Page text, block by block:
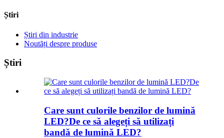
Știri
Știri din industrie
Noutăți despre produse
Știri
Care sunt culorile benzilor de lumină
LED?De ce să alegeți să utilizați
bandă de lumină LED?